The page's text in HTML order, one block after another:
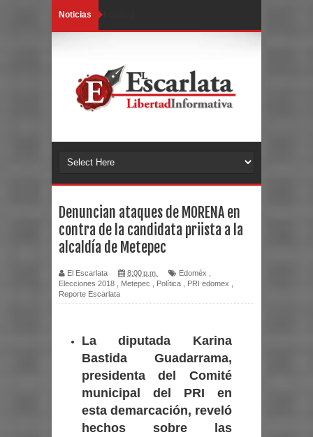
Noticias
Denuncian ataques de MORENA en
contra de la candidata priista a la
alcaldía de Metepec
El Escarlata 8:00 p.m. Edoméx
Elecciones 2018
Metepec Política PRI edomex
Reporte Escarlata
La diputada Karina
Bastida Guadarrama,
presidenta del Comité
municipal del PRI en
esta demarcación, reveló
hechos sobre las